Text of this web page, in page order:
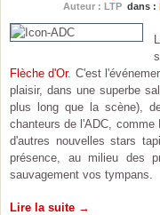
Auteur : LTP dans :
Flèche d'Or. C'est
plaisir, dans une superbe
plus long que la scène),
chanteurs de l'ADC,
d'autres nouvelles stars
présence, au milieu des
sauvagement vos tympans.
Lire la suite →